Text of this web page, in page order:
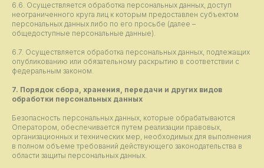
6.6. Осуществляется обработка персональных данных, доступ
неограниченного круга лиц к которым предоставлен субъектом
персональных данных либо по его просьбе (далее –
общедоступные персональные данные).
6.7. Осуществляется обработка персональных данных, подлежащих
опубликованию или обязательному раскрытию в соответствии с
федеральным законом.
7. Порядок сбора, хранения, передачи и других видов
обработки персональных данных
Безопасность персональных данных, которые обрабатываются
Оператором, обеспечивается путем реализации правовых,
организационных и технических мер, необходимых для выполнения
в полном объеме требований действующего законодательства в
области защиты персональных данных.